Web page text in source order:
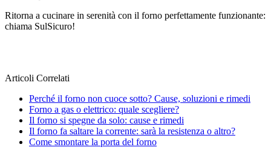
Ritorna a cucinare in serenità con il forno perfettamente funzionante:
chiama SulSicuro!
Articoli Correlati
Perché il forno non cuoce sotto? Cause, soluzioni e rimedi
Forno a gas o elettrico: quale scegliere?
Il forno si spegne da solo: cause e rimedi
Il forno fa saltare la corrente: sarà la resistenza o altro?
Come smontare la porta del forno